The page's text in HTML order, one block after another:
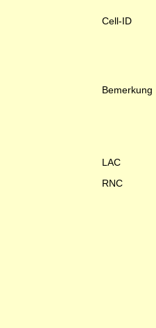
Cell-ID
Bemerkung
LAC
RNC